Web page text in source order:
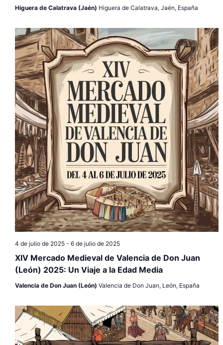
Higuera de Calatrava (Jaén) Higuera de Calatrava, Jaén, España
XIV Mercado Medieval de Valencia de Don Juan
(León) 2025: Un Viaje a la Edad Media
4 de julio de 2025- 6 de julio de 2025
Valencia de Don Juan (León) Valencia de Don Juan, León, España